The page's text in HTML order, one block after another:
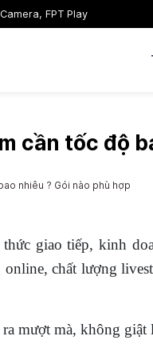
FPT Play
cần tốc độ
nhiêu ? Gói nào phù hợp
giao tiếp, kinh
chất lượng
mượt mà, không